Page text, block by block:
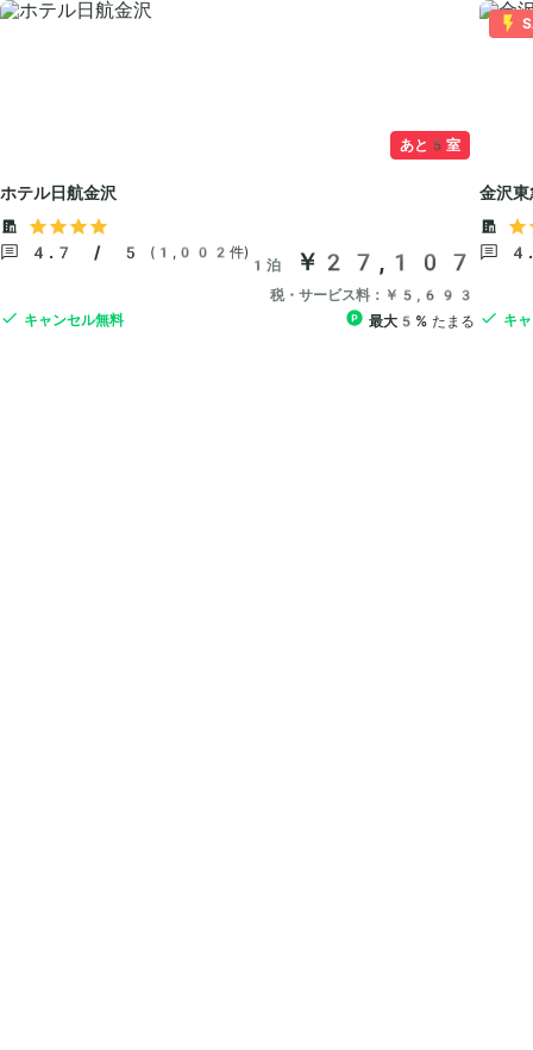
あと5室
ホテル日航金沢
4.7 / 5 (1,002件)
キャンセル無料
1泊 ￥27,107
税・サービス料：￥5,693
最大5% たまる
金沢
キ